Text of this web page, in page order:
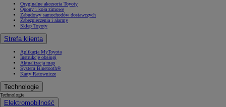
Oryginalne akcesoria Toyoty
Opony i koła zimowe
Zabudowy samochodów dostawczych
Zabezpieczenia i alarmy
Sklep Toyoty
Strefa klienta
Aplikacja MyToyota
Instrukcje obsługi
Aktualizacja map
System Bluetooth®
Karty Ratownicze
Technologie
Technologie
Elektromobilność